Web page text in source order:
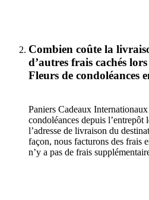
Combien coûte la
d’autres frais cachés
Fleurs de condoléances
Paniers Cadeaux
condoléances depuis l’entrepôt
l’adresse de livraison du
façon, nous facturons des frais
n’y a pas de frais